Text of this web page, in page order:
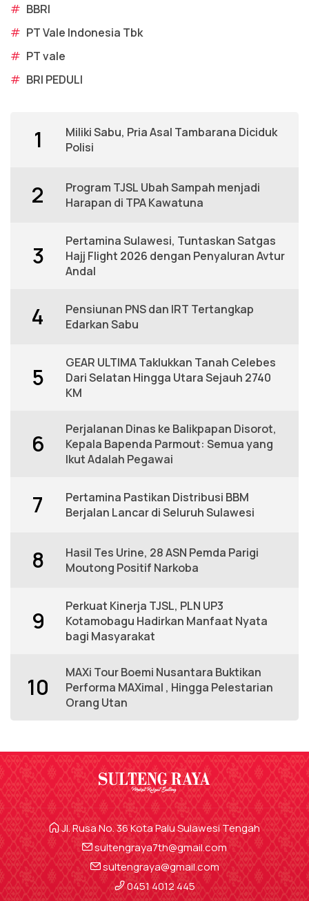
# BBRI
# PT Vale Indonesia Tbk
# PT vale
# BRI PEDULI
1
Miliki Sabu, Pria Asal Tambarana Diciduk
Polisi
2
Program TJSL Ubah Sampah menjadi
Harapan di TPA Kawatuna
3
Pertamina Sulawesi, Tuntaskan Satgas
Hajj Flight 2026 dengan Penyaluran Avtur
Andal
4
Pensiunan PNS dan IRT Tertangkap
Edarkan Sabu
5
GEAR ULTIMA Taklukkan Tanah Celebes
Dari Selatan Hingga Utara Sejauh 2740
KM
6
Perjalanan Dinas ke Balikpapan Disorot,
Kepala Bapenda Parmout: Semua yang
Ikut Adalah Pegawai
7
Pertamina Pastikan Distribusi BBM
Berjalan Lancar di Seluruh Sulawesi
8
Hasil Tes Urine, 28 ASN Pemda Parigi
Moutong Positif Narkoba
9
Perkuat Kinerja TJSL, PLN UP3
Kotamobagu Hadirkan Manfaat Nyata
bagi Masyarakat
10
MAXi Tour Boemi Nusantara Buktikan
Performa MAXimal , Hingga Pelestarian
Orang Utan
Jl. Rusa No. 36 Kota Palu Sulawesi Tengah
sultengraya7th@gmail.com
sultengraya@gmail.com
0451 4012 445